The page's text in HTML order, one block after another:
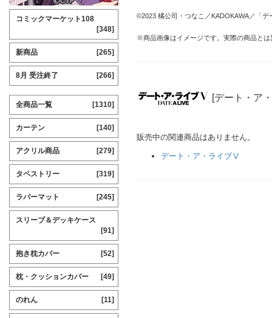
©2023 橘公司・つなこ／KADOKAWA／「
※商品画像はイメージです。実際の商品と
[デート・ア
販売中の関連商品はありません。
デート・ア・ライブⅤ
コミックマーケット108
[348]
新商品 [265]
8月 受注終了 [266]
全商品一覧 [1310]
カーテン [140]
アクリル商品 [279]
タペストリー [319]
ラバーマット [245]
スリーブ＆デッキケース
[91]
抱き枕カバー [52]
枕・クッションカバー [49]
のれん [11]